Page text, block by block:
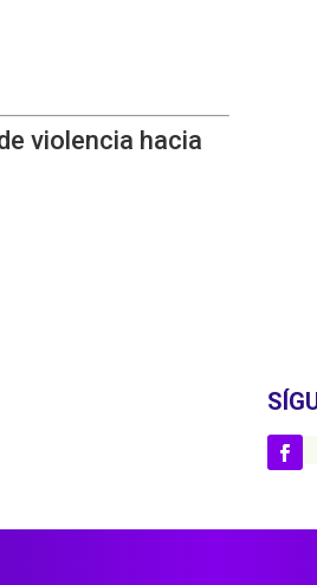
violencia hacia